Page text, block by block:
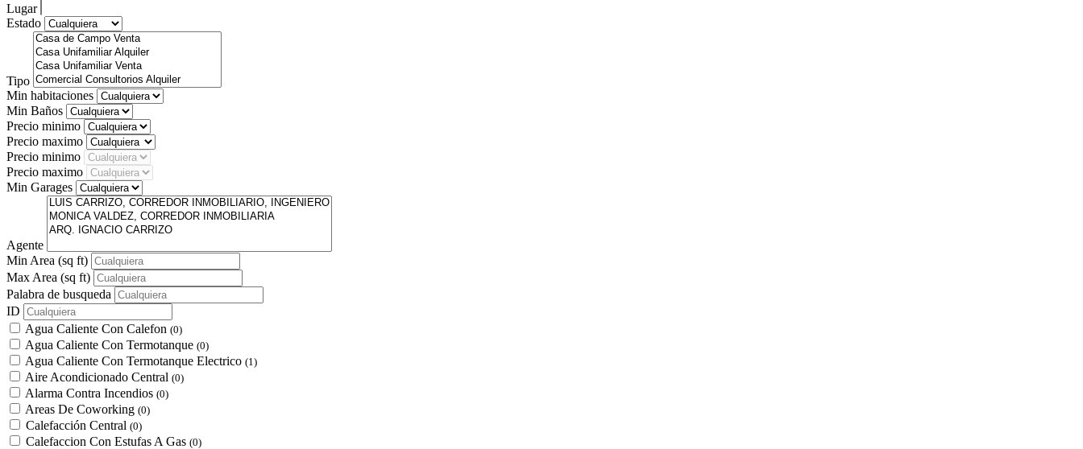
Lugar
Estado
Tipo
Min habitaciones
Min Baños
Precio minimo
Precio maximo
Precio minimo
Precio maximo
Min Garages
Agente
Min Area (sq ft)
Max Area (sq ft)
Palabra de busqueda
ID
Agua Caliente Con Calefon (0)
Agua Caliente Con Termotanque (0)
Agua Caliente Con Termotanque Electrico (1)
Aire Acondicionado Central (0)
Alarma Contra Incendios (0)
Areas De Coworking (0)
Calefacción Central (0)
Calefaccion Con Estufas A Gas (0)